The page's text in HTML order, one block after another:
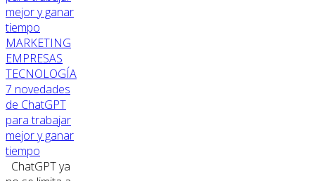
MARKETING
EMPRESAS
TECNOLOGÍA
7 novedades
de ChatGPT
para trabajar
mejor y ganar
tiempo
ChatGPT ya